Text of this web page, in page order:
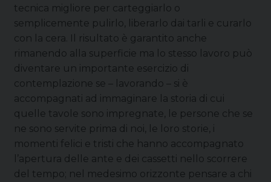
tecnica migliore per carteggiarlo o
semplicemente pulirlo, liberarlo dai tarli e curarlo
con la cera. Il risultato è garantito anche
rimanendo alla superficie ma lo stesso lavoro può
diventare un importante esercizio di
contemplazione se – lavorando – si è
accompagnati ad immaginare la storia di cui
quelle tavole sono impregnate, le persone che se
ne sono servite prima di noi, le loro storie, i
momenti felici e tristi che hanno accompagnato
l’apertura delle ante e dei cassetti nello scorrere
del tempo; nel medesimo orizzonte pensare a chi